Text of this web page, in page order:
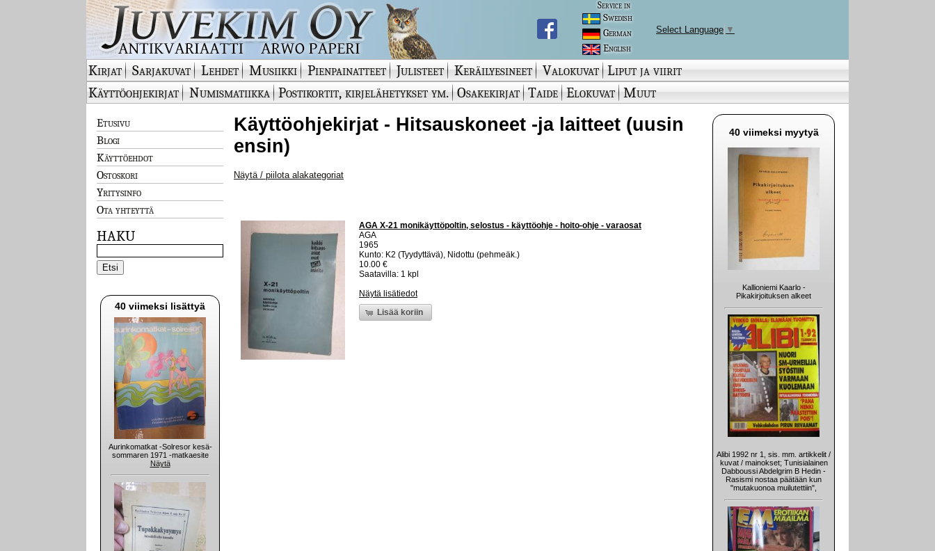
Service in
Swedish
German
English
Select Language ▼
Kirjat Sarjakuvat Lehdet Musiikki Pienpainatteet Julisteet Keräilyesineet Valokuvat Liput ja viirit
Käyttöohjekirjat
Numismatiikka Postikortit, kirjelähetykset ym. Osakekirjat Taide Elokuvat Muut
Etusivu
Blogi
Käyttöehdot
Ostoskori
Yritysinfo
Ota yhteyttä
HAKU
40 viimeksi lisättyä
Aurinkomatkat -Solresor kesä-
sommaren 1971 -matkaesite
Näytä
Käyttöohjekirjat - Hitsauskoneet -ja laitteet (uusin
ensin)
Näytä / piilota alakategoriat
AGA X-21 monikäyttöpoltin, selostus - käyttöohje - hoito-ohje - varaosat
AGA
1965
Kunto: K2 (Tyydyttävä), Nidottu (pehmeäk.)
10.00 €
Saatavilla: 1 kpl
Näytä lisätiedot
Lisää koriin
40 viimeksi myytyä
Kallioniemi Kaarlo -
Pikakirjoituksen alkeet
Alibi 1992 nr 1, sis. mm. artikkelit /
kuvat / mainokset; Tunisialainen
Dabboussi Abdelgrim B Hedin -
Rasismi nostaa päätään kun
"mutakuonoa muilutettiin",